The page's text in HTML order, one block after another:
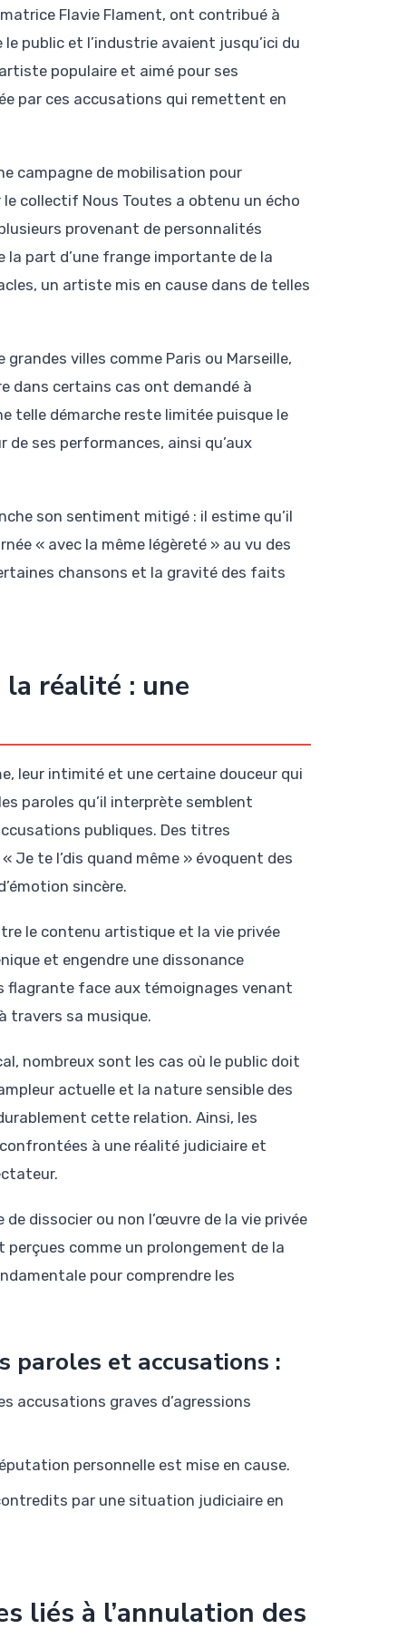
Flavie Flament, ont contribué à
public et l’industrie avaient jusqu’ici du
populaire et aimé pour ses
par ces accusations qui remettent en
campagne de mobilisation pour
collectif Nous Toutes a obtenu un écho
provenant de personnalités
la part d’une frange importante de la
un artiste mis en cause dans de telles
villes comme Paris ou Marseille,
dans certains cas ont demandé à
telle démarche reste limitée puisque le
ses performances, ainsi qu’aux
son sentiment mitigé : il estime qu’il
« avec la même légèreté » au vu des
chansons et la gravité des faits
la réalité : une
leur intimité et une certaine douceur qui
paroles qu’il interprète semblent
publiques. Des titres
Je te l’dis quand même » évoquent des
sincère.
le contenu artistique et la vie privée
et engendre une dissonance
flagrante face aux témoignages venant
travers sa musique.
nombreux sont les cas où le public doit
actuelle et la nature sensible des
cette relation. Ainsi, les
à une réalité judiciaire et
dissocier ou non l’œuvre de la vie privée
perçues comme un prolongement de la
pour comprendre les
paroles et accusations :
accusations graves d’agressions
personnelle est mise en cause.
par une situation judiciaire en
liés à l’annulation des